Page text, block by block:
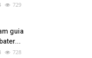
729
guia
728